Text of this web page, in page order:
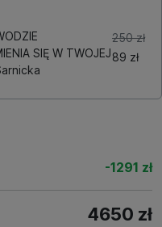
SIĘ W TWOJEJ
250 zł
89 zł
-1291 zł
4650 zł